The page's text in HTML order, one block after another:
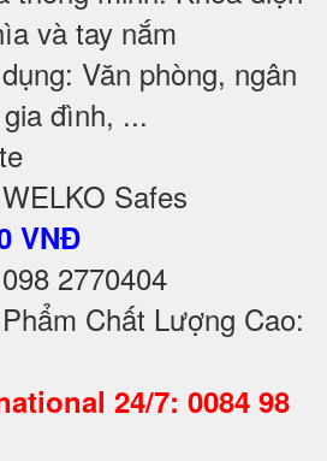
và tay nắm
Văn phòng, ngân
đình, ...
Safes
VNĐ
2770404
Chất Lượng Cao:
24/7: 0084 98